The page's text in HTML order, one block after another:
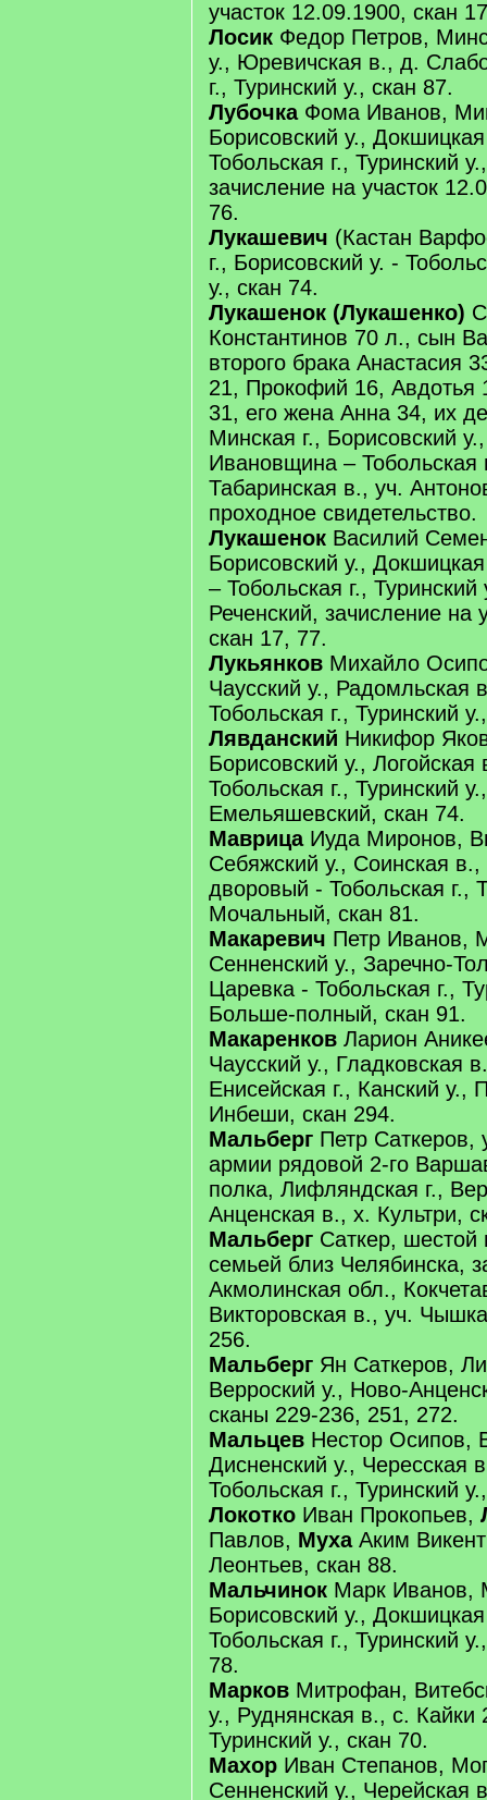
участок 12.09.1900, скан
Лосик Федор Петров,
у., Юревичская в., д.
г., Туринский у., скан 87.
ЛубочкаФома Иванов,
Борисовский у.,
Тобольская г., Туринский
зачисление на участок
76.
Лукашевич (Кастан
г., Борисовский у. -
у., скан 74.
Лукашенок (Лукашенко)
Константинов 70 л., сын
второго брака Анастасия
21, Прокофий 16, Авдотья
31, его жена Анна 34, их
Минская г., Борисовский
Ивановщина – Тобольская
Табаринская в., уч.
проходное свидетельство.
Лукашенок Василий
Борисовский у.,
– Тобольская г.,
Реченский, зачисление на
скан 17, 77.
Лукьянков Михайло
Чаусский у., Радомльская
Тобольская г., Туринский
Лявданский Никифор
Борисовский у.,
Тобольская г., Туринский
Емельяшевский, скан 74.
МаврицаИуда Миронов,
Себяжский у., Соинская
дворовый - Тобольская г.,
Мочальный, скан 81.
Макаревич Петр Иванов,
Сенненский у., Заречно-
Царевка - Тобольская г.,
Больше-полный, скан 91.
Макаренков Ларион
Чаусский у., Гладковская
Енисейская г., Канский у.,
Инбеши, скан 294.
Мальберг Петр Саткеров,
армии рядовой 2-го
полка, Лифляндская г.,
Анценская в., х. Культри,
Мальберг Саткер, шестой
семьей близ Челябинска,
Акмолинская обл.,
Викторовская в., уч.
256.
Мальберг Ян Саткеров,
Верроский у., Ново-
сканы 229-236, 251, 272.
Мальцев Нестор Осипов,
Дисненский у., Чересская
Тобольская г., Туринский
Локотко Иван Прокопьев,
Павлов, МухаАким
Леонтьев, скан 88.
Мальчинок Марк Иванов,
Борисовский у.,
Тобольская г., Туринский
78.
Марков Митрофан,
у., Руднянская в., с. Кайки
Туринский у., скан 70.
Махор Иван Степанов,
Сенненский у., Черейская